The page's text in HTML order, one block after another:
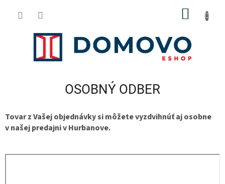
OSOBNÝ ODBER
Tovar z Vašej objednávky si môžete vyzdvihnúť aj osobne
v našej predajni v Hurbanove.